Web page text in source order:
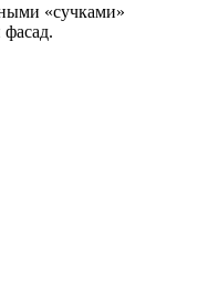
«сучками»